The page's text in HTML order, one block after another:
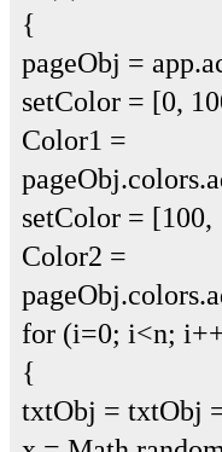
{
pageObj =
setColor = [0,
Color1 =
setColor = [100,
Color2 =
for (i=0; i<n;
{
txtObj = txtObj